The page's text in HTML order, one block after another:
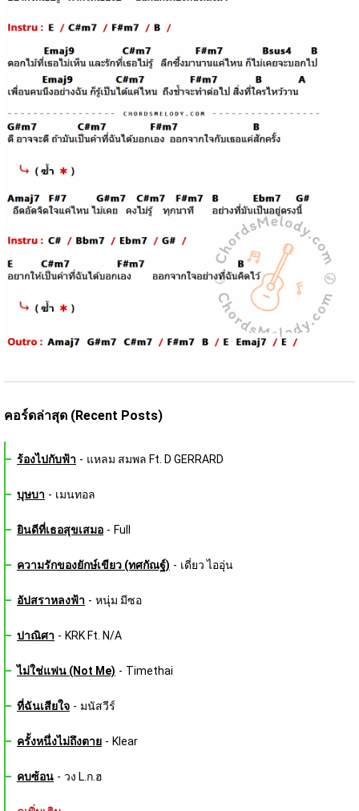
คอร์ดล่าสุด (Recent Posts)
ร้องไปกับฟ้า - แหลม สมพล Ft. D GERRARD
บุษบา - เมนทอล
ยินดีที่เธอสุขเสมอ - Full
ความรักของยักษ์เขียว (ทศกัณฐ์) - เดี่ยว ไออุ่น
อัปสราหลงฟ้า - หนุ่ม มีซอ
ปาณิศา - KRK Ft. N/A
ไม่ใช่แฟน (Not Me) - Timethai
ที่ฉันเสียใจ - มนัสวีร์
ครั้งหนึ่งไม่ถึงตาย - Klear
คบซ้อน - วง L.ก.ฮ